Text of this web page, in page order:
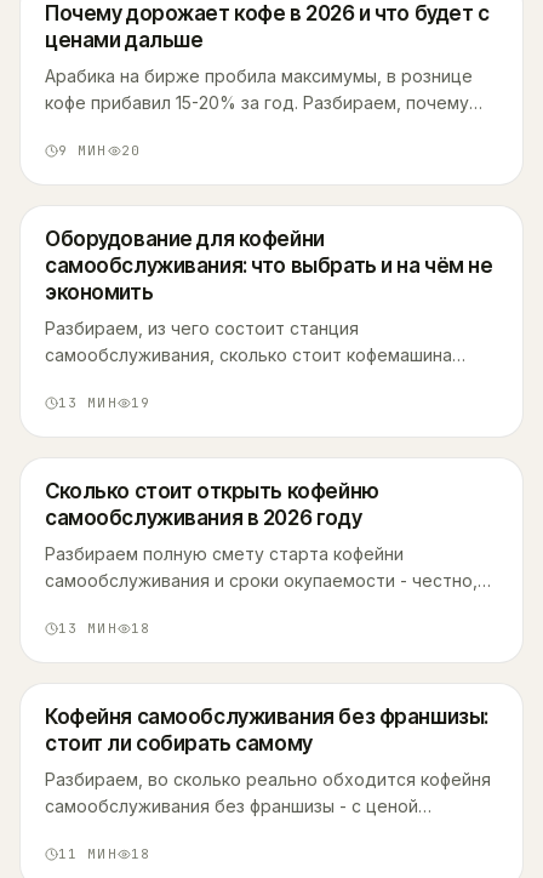
Почему дорожает кофе в 2026 и что будет с
ценами дальше
Арабика на бирже пробила максимумы, в рознице
кофе прибавил 15-20% за год. Разбираем, почему
без переплаты.
9 МИН 20
Оборудование для кофейни
самообслуживания: что выбрать и на чём не
экономить
Разбираем, из чего состоит станция
самообслуживания, сколько стоит кофемашина
оборудование и где новички теряют деньги при
выборе.
13 МИН 19
Сколько стоит открыть кофейню
самообслуживания в 2026 году
Разбираем полную смету старта кофейни
самообслуживания и сроки окупаемости - честно,
13 МИН 18
Кофейня самообслуживания без франшизы:
стоит ли собирать самому
Разбираем, во сколько реально обходится кофейня
самообслуживания без франшизы - с ценой
когда выгоднее взять готовое решение.
11 МИН 18